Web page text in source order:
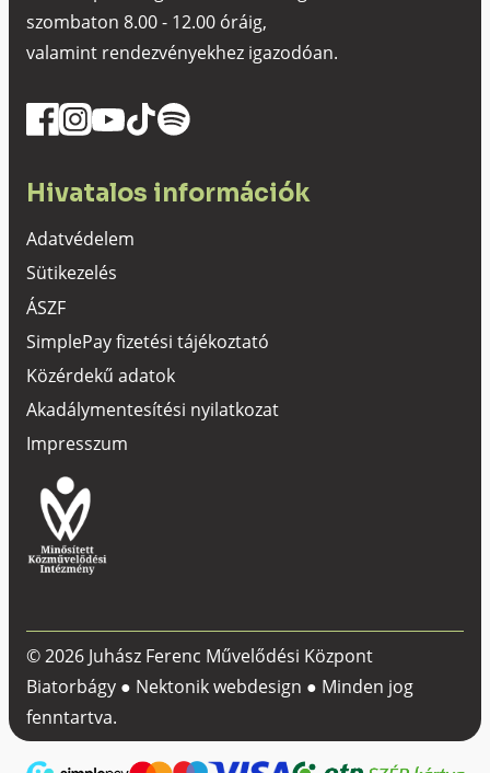
szombaton 8.00 - 12.00 óráig,
valamint rendezvényekhez igazodóan.
Hivatalos információk
Adatvédelem
Sütikezelés
ÁSZF
SimplePay fizetési tájékoztató
Közérdekű adatok
Akadálymentesítési nyilatkozat
Impresszum
© 2026 Juhász Ferenc Művelődési Központ
Biatorbágy ● Nektonik webdesign ● Minden jog
fenntartva.